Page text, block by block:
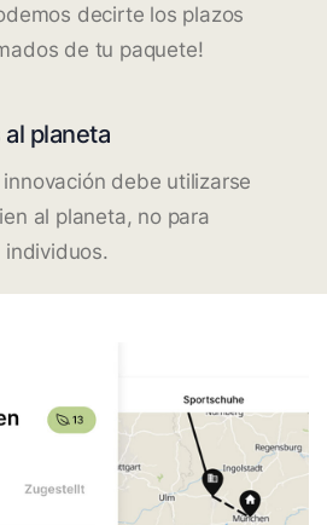
decirte los plazos
de tu paquete!
planeta
debe utilizarse
al planeta, no para
individuos.